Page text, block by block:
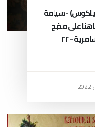
- سيامة
على مذبح
الرب - كنيسة مار الياس - السامرية - ٢٢